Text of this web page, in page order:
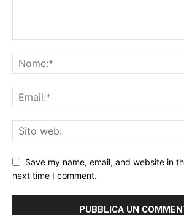
Save my name, email, and website in
next time I comment.